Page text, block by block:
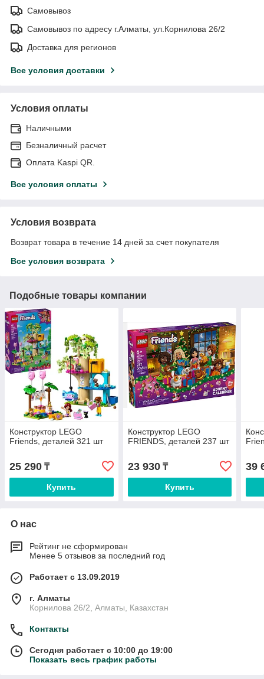
Самовывоз
Самовывоз по адресу г.Алматы, ул.Корнилова 26/2
Доставка для регионов
Все условия доставки
Условия оплаты
Наличными
Безналичный расчет
Оплата Kaspi QR.
Все условия оплаты
Условия возврата
Возврат товара в течение 14 дней за счет покупателя
Все условия возврата
Подобные товары компании
Конструктор LEGO
Friends, деталей 321 шт
25 290 ₸
Купить
Конструктор LEGO
FRIENDS, деталей 237 шт
23 930₸
Купить
39
О нас
Рейтинг не сформирован
Менее 5 отзывов за последний год
Работает с 13.09.2019
г. Алматы
Корнилова 26/2, Алматы, Казахстан
Контакты
Сегодня работает с 10:00 до 19:00
Показать весь график работы